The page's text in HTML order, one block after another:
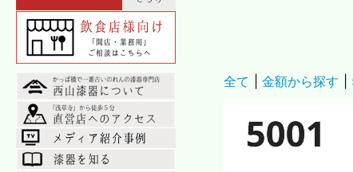
全て 金額から探す